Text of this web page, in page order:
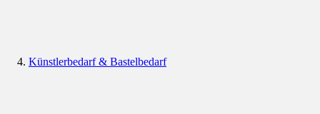
Künstlerbedarf & Bastelbedarf